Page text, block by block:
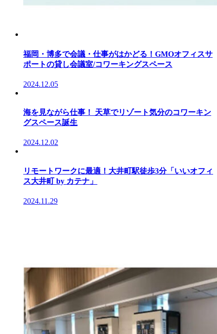
福岡・博多で会議・仕事がはかどる！GMOオフィスサ
ポートの貸し会議室/コワーキングスペース
2024.12.05
海を見ながら仕事！ 天草でリゾート気分のコワーキン
グスペース誕生
2024.12.02
リモートワークに最適！大井町駅徒歩3分「いいオフィ
ス大井町 by カテナ」
2024.11.29